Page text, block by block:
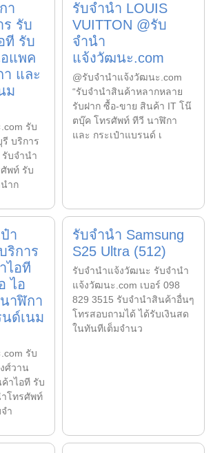
า
รับ
ที รับ
แพค
และ
ม
รับ
บริการ
บจำนำ
พท์ รับ
ำก
รับจำนำ LOUIS
VUITTON @รับ
จำนำ
แจ้งวัฒนะ.com
@รับจำนำแจ้งวัฒนะ.com
“รับจำนำสินค้าหลากหลาย
รับฝาก ซื้อ-ขาย สินค้า IT โน๊
ตบุ๊ค โทรศัพท์ ทีวี นาฬิกา
และ กระเป๋าแบรนด์ เ
า
ริการ
ไอที
ไอ
าฬิกา
ด์เนม
รับ
ศ์วาน
าไอที รับ
โทรศัพท์
ำ
รับจำนำ Samsung
S25 Ultra (512)
รับจํานําแจ้งวัฒนะ รับจํานํา
แจ้งวัฒนะ.com เบอร์ 098
829 3515 รับจำนำสินค้าอื่นๆ
โทรสอบถามได้ ได้รับเงินสด
ในทันทีเต็มจำนว